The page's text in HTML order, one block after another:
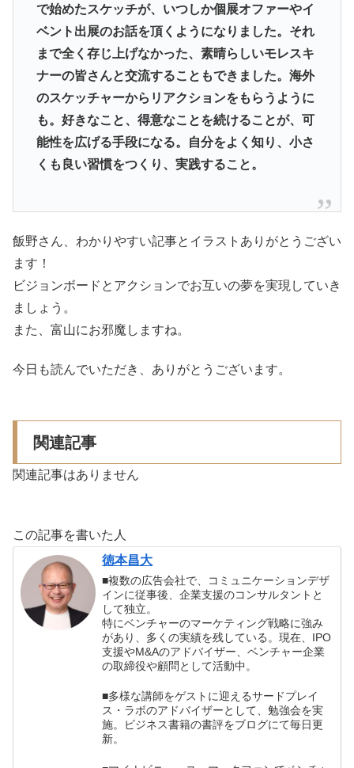
で始めたスケッチが、いつしか個展オファーやイ
ベント出展のお話を頂くようになりました。それ
まで全く存じ上げなかった、素晴らしいモレスキ
ナーの皆さんと交流することもできました。海外
のスケッチャーからリアクションをもらうように
も。好きなこと、得意なことを続けることが、可
能性を広げる手段になる。自分をよく知り、小さ
くも良い習慣をつくり、実践すること。
飯野さん、わかりやすい記事とイラストありがとうござい
ます！
ビジョンボードとアクションでお互いの夢を実現していき
ましょう。
また、富山にお邪魔しますね。
今日も読んでいただき、ありがとうございます。
関連記事
関連記事はありません
この記事を書いた人
徳本昌大
■複数の広告会社で、コミュニケーションデザ
インに従事後、企業支援のコンサルタントと
して独立。
特にベンチャーのマーケティング戦略に強み
があり、多くの実績を残している。現在、IPO
支援やM&Aのアドバイザー、ベンチャー企業
の取締役や顧問として活動中。
■多様な講師をゲストに迎えるサードプレイ
ス・ラボのアドバイザーとして、勉強会を実
施。ビジネス書籍の書評をブログにて毎日更
新。